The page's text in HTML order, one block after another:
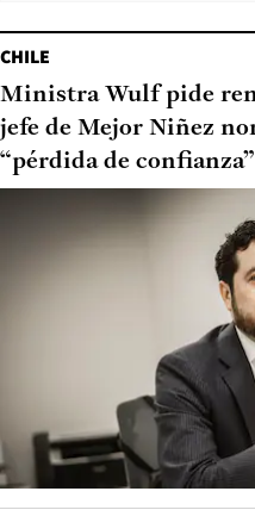
CHILE
Ministra Wulf pide
jefe de Mejor Niñez
“pérdida de confianza”